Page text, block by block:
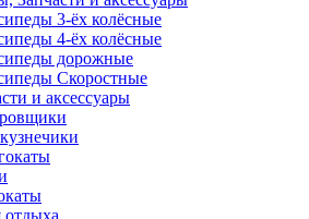
3-ёх колёсные
4-ёх колёсные
дорожные
Скоростные
и аксессуары